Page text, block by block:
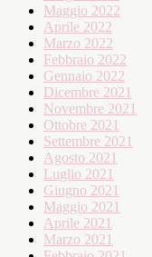
Maggio 2022
Aprile 2022
Marzo 2022
Febbraio 2022
Gennaio 2022
Dicembre 2021
Novembre 2021
Ottobre 2021
Settembre 2021
Agosto 2021
Luglio 2021
Giugno 2021
Maggio 2021
Aprile 2021
Marzo 2021